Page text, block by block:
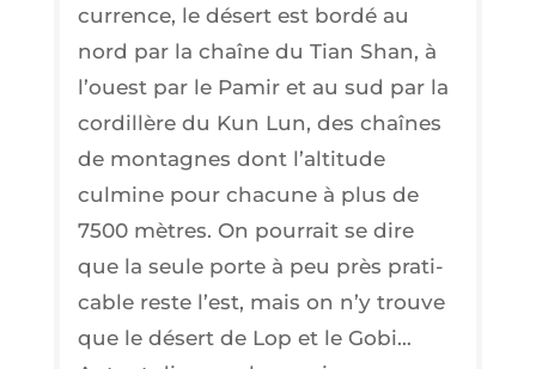
cur­rence, le désert est bor­dé au
nord par la chaîne du Tian Shan, à
l’ouest par le Pamir et au sud par la
cor­dillère du Kun Lun, des chaînes
de mon­tagnes dont l’al­ti­tude
culmine pour cha­cune à plus de
7500 mètres. On pour­rait se dire
que la seule porte à peu près pra­ti­
cable reste l’est, mais on n’y trouve
que le désert de Lop et le Gobi…